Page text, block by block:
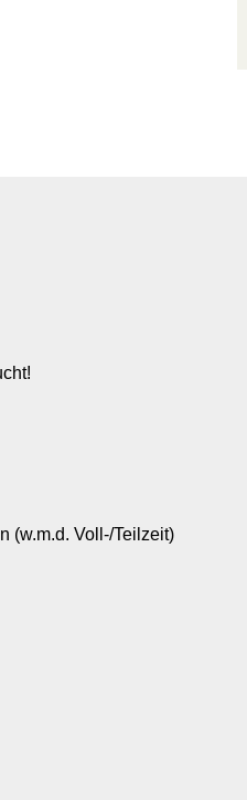
(w.m.d. Voll-/Teilzeit)